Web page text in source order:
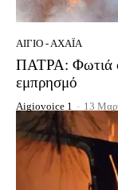
ΑΊΓΙΟ - ΑΧΑΪ́Α
ΠΑΤΡΑ: Φωτιά
εμπρησμό
Aigiovoice 1 - 13